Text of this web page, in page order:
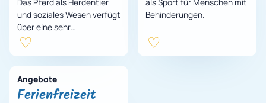
und soziales Wesen verfügt
über eine sehr
differenzierte
Körpersprache und ein
feines Gespür für sein
Gegenüber…
Behinderungen.
Angebote
Ferienfreizeit